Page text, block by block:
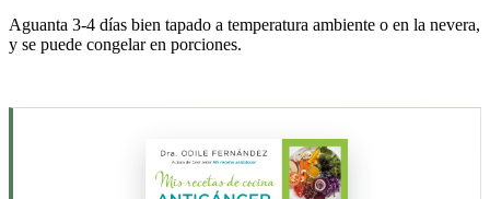
Aguanta 3-4 días bien tapado a temperatura ambiente o en la nevera,
y se puede congelar en porciones.